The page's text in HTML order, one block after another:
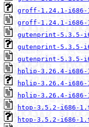
groff-1.24.1-i686-
groff-1.24.1-i686-
gutenprint-5.3.5-
gutenprint-5.3.5-
gutenprint-5.3.5-
hplip-3.26.4-
hplip-3.26.4-
hplip-3.26.4-
htop-3.5.2-i686-
htop-3.5.2-i686-